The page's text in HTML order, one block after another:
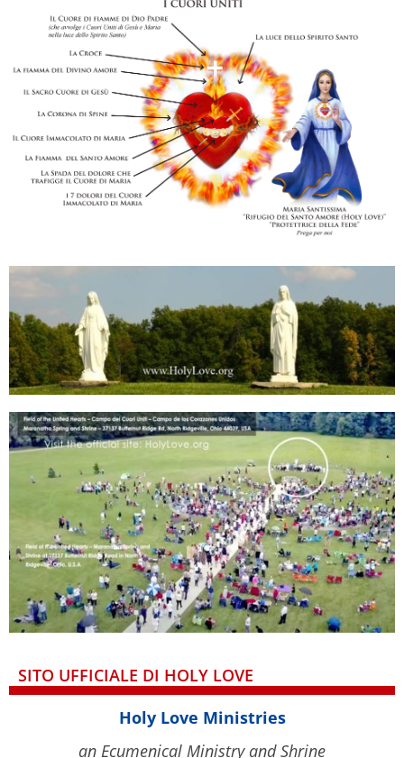
SITO UFFICIALE DI HOLY LOVE
Holy Love Ministries
an Ecumenical Ministry and Shrine